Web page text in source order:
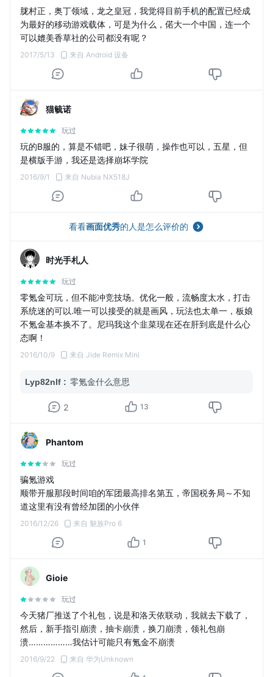
胧村正，奥丁领域，龙之皇冠，我觉得目前手机的配置已经成
为最好的移动游戏载体，可是为什么，偌大一个中国，连一个
可以媲美香草社的公司都没有呢？
2017/5/13 来自 Android 设备
猫毓诺
玩过
玩的B服的，算是不错吧，妹子很萌，操作也可以，五星，但
是横版手游，我还是选择崩坏学院
2016/9/1 来自 Nubia NX518J
看看画面优秀的人是怎么评价的
时光手札人
玩过
零氪金可玩，但不能冲竞技场。优化一般，流畅度太水，打击
系统迷的可以.唯一可以接受的就是画风，玩法也太单一，板娘
不氪金基本换不了。尼玛我这个韭菜现在还在肝到底是什么心
态啊！
2016/10/9 来自 Jide Remix Mini
Lyp82nlf : 零氪金什么意思
2 13
Phantom
玩过
骗氪游戏
顺带开服那段时间咱的军团最高排名第五，帝国税务局～不知
道这里有没有曾经加团的小伙伴
2016/12/26 来自 魅族Pro 6
1
Gioie
玩过
今天猪厂推送了个礼包，说是和洛天依联动，我就去下载了，
然后，新手指引崩溃，抽卡崩溃，换刀崩溃，领礼包崩
溃………………我估计可能只有氪金不崩溃
2016/9/22 来自 华为Unknown